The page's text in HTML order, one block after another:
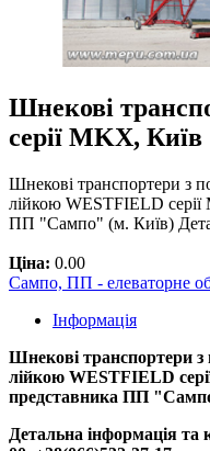
Шнекові
серії MKX, Київ
Шнекові транспортери з
лійкою WESTFIELD серії
ПП "Сампо" (м. Київ)
Ціна: 0.00
Сампо, ПП - елеваторне
Інформація
Шнекові транспортери
лійкою WESTFIELD
представника ПП
Детальна інформація та